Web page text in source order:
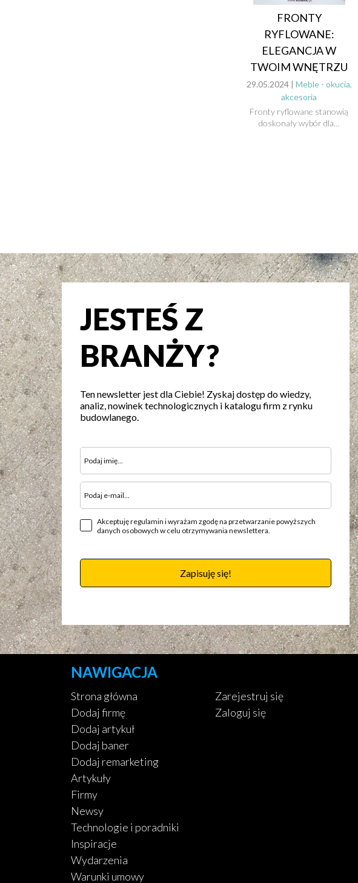
FRONTY
RYFLOWANE:
ELEGANCJA W
TWOIM WNĘTRZU
29.05.2024 | Meble - okucia,
akcesoria
Fronty ryflowane stanowią
doskonały wybór dla…
JESTEŚ Z
BRANŻY?
Ten newsletter jest dla Ciebie! Zyskaj dostęp do wiedzy,
analiz, nowinek technologicznych i katalogu firm z rynku
budowlanego.
Akceptuję regulamin i wyrażam zgodę na przetwarzanie powyższych
danych osobowych w celu otrzymywania newslettera.
Zapisuję się!
NAWIGACJA
Strona główna
Dodaj firmę
Dodaj artykuł
Dodaj baner
Dodaj remarketing
Artykuły
Firmy
Newsy
Technologie i poradniki
Inspiracje
Wydarzenia
Warunki umowy
Zarejestruj się
Zaloguj się